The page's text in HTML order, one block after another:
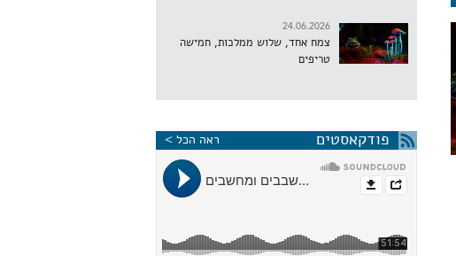
24.06.2026
צמח אחד, שלוש ממלכות, חמישה
טריפים
פודקאסטים ראה הכל >